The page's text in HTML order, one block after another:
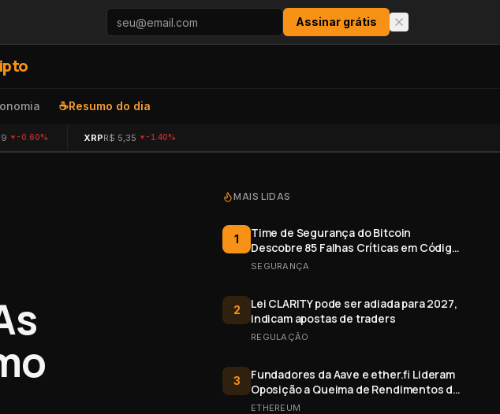
Assinar grátis
☕Resumo do dia
-0.60% XRPR$ 5,35 -1.40%
MAIS LIDAS
1
Time de Segurança do Bitcoin
Descobre 85 Falhas Críticas em Código
Aberto
SEGURANÇA
2
Lei CLARITY pode ser adiada para 2027,
indicam apostas de traders
REGULAÇÃO
3
Fundadores da Aave e ether.fi Lideram
Oposição a Queima de Rendimentos de
Staking do Ethereum
ETHEREUM